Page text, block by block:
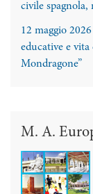
civile spagnola,
12 maggio
educative e
Mondragone”
M. A.